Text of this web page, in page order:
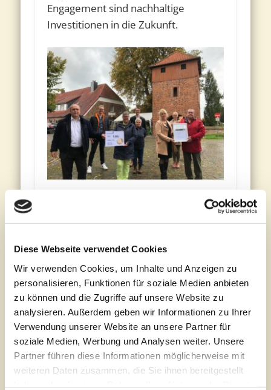
Diese Webseite verwendet Cookies
Wir verwenden Cookies, um Inhalte und Anzeigen zu
personalisieren, Funktionen für soziale Medien anbieten
zu können und die Zugriffe auf unsere Website zu
analysieren. Außerdem geben wir Informationen zu Ihrer
Verwendung unserer Website an unsere Partner für
soziale Medien, Werbung und Analysen weiter. Unsere
Partner führen diese Informationen möglicherweise mit
weiteren Daten zusammen, die Sie ihnen bereitgestellt
Engagement sind nachhaltige
Investitionen in die Zukunft.
Netzwerk Jugendhaus Buer e.V.
/ Mädchentag am Jugendwagon:
Annegret Tepe (Preisträgerin
Kategorie „Jung für Alt“, 5.000
Euro)
Der gemeinnützige Verein „Netzwerk
Jugendhaus Buer e.V.“ ist der
Trägerverein des Jugendwagons und
damit eines Projekts der offenen